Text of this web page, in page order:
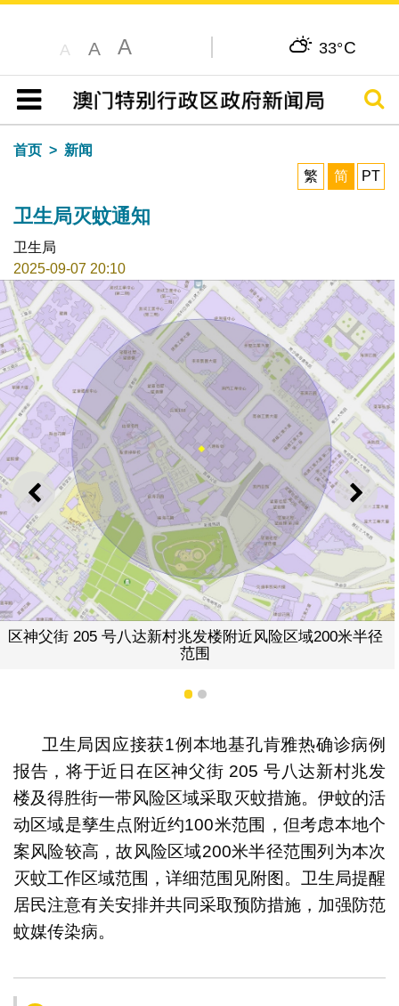
A A A 33°C
目录
搜寻
首页
新闻
繁
简 PT
卫生局灭蚊通知
卫生局
2025-09-07 20:10
上一则 下一
楼附近风险区域200米半径
得胜街一带风
1 2
卫生局因应接获1例本地基孔肯雅热确诊病例
报告，将于近日在区神父街 205 号八达新村兆发
楼及得胜街一带风险区域采取灭蚊措施。伊蚊的活
动区域是孳生点附近约100米范围，但考虑本地个
案风险较高，故风险区域200米半径范围列为本次
灭蚊工作区域范围，详细范围见附图。卫生局提醒
居民注意有关安排并共同采取预防措施，加强防范
蚊媒传染病。